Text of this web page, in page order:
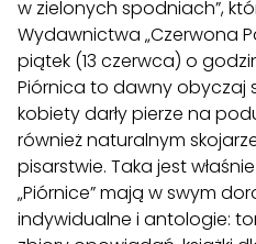
w zielonych spodniach”,
Wydawnictwa „Czerwona
piątek (13 czerwca) o
Piórnica to dawny obyczaj
kobiety darły pierze na
również naturalnym
pisarstwie. Taka jest
„Piórnice” mają w swym
indywidualne i antologie: